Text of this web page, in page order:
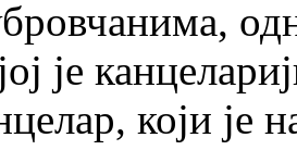
je
који je